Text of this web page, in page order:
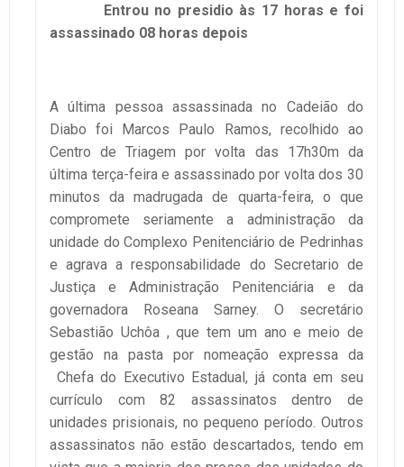
Entrou no presidio às 17 horas e foi
assassinado 08 horas depois
A última pessoa assassinada no Cadeião do
Diabo foi Marcos Paulo Ramos, recolhido ao
Centro de Triagem por volta das 17h30m da
última terça-feira e assassinado por volta dos 30
minutos da madrugada de quarta-feira, o que
compromete seriamente a administração da
unidade do Complexo Penitenciário de Pedrinhas
e agrava a responsabilidade do Secretario de
Justiça e Administração Penitenciária e da
governadora Roseana Sarney. O secretário
Sebastião Uchôa , que tem um ano e meio de
gestão na pasta por nomeação expressa da
Chefa do Executivo Estadual, já conta em seu
currículo com 82 assassinatos dentro de
unidades prisionais, no pequeno período. Outros
assassinatos não estão descartados, tendo em